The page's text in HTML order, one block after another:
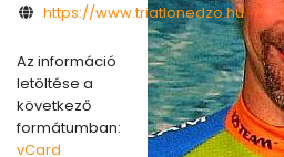
COM_CONTACT_WEBPAGE
https://www.triatlonedzo.hu
Az információ
letöltése a
következő
formátumban:
vCard